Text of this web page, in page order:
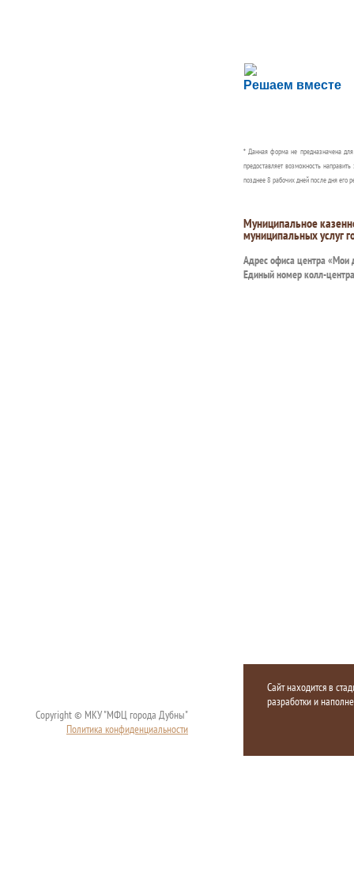
Решаем вместе
Сложности с
Сообщите об этом
* Данная форма не предназначена
предоставляет возможность
позднее 8 рабочих дней после дня его
Муниципальное
муниципальных услуг
Адрес офиса центра «Мои
Единый номер колл-
Copyright © МКУ "МФЦ города Дубны"
Политика конфиденциальности
Сайт находится в
разработки и